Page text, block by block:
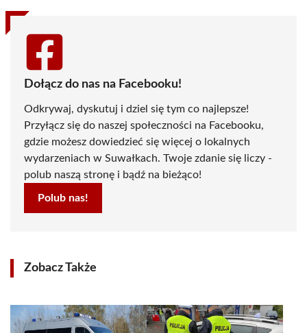
Dołącz do nas na Facebooku!
Odkrywaj, dyskutuj i dziel się tym co najlepsze!
Przyłącz się do naszej społeczności na Facebooku,
gdzie możesz dowiedzieć się więcej o lokalnych
wydarzeniach w Suwałkach. Twoje zdanie się liczy -
polub naszą stronę i bądź na bieżąco!
Polub nas!
Zobacz Także